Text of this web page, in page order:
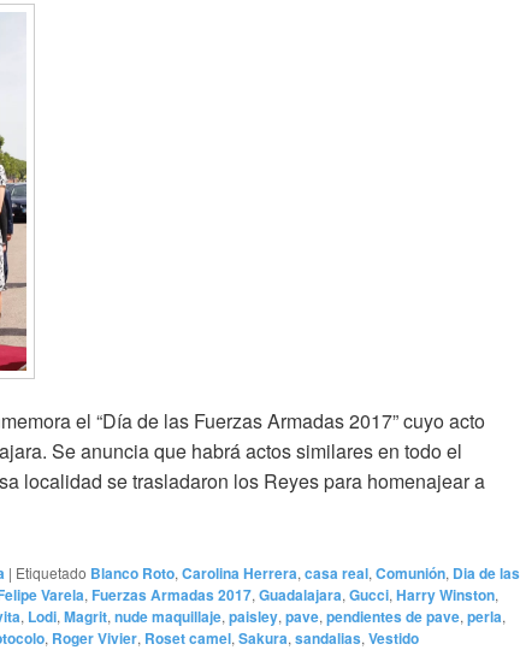
el “Día de las Fuerzas Armadas 2017” cuyo acto
Se anuncia que habrá actos similares en todo el
localidad se trasladaron los Reyes para homenajear a
¡Firmes!
| Etiquetado Blanco Roto, Carolina Herrera, casa real, Comunión, Dia de las
Varela, Fuerzas Armadas 2017, Guadalajara, Gucci, Harry Winston,
, Lodi, Magrit, nude maquillaje, paisley, pave, pendientes de pave, perla,
, Roger Vivier, Roset camel, Sakura, sandalias, Vestido